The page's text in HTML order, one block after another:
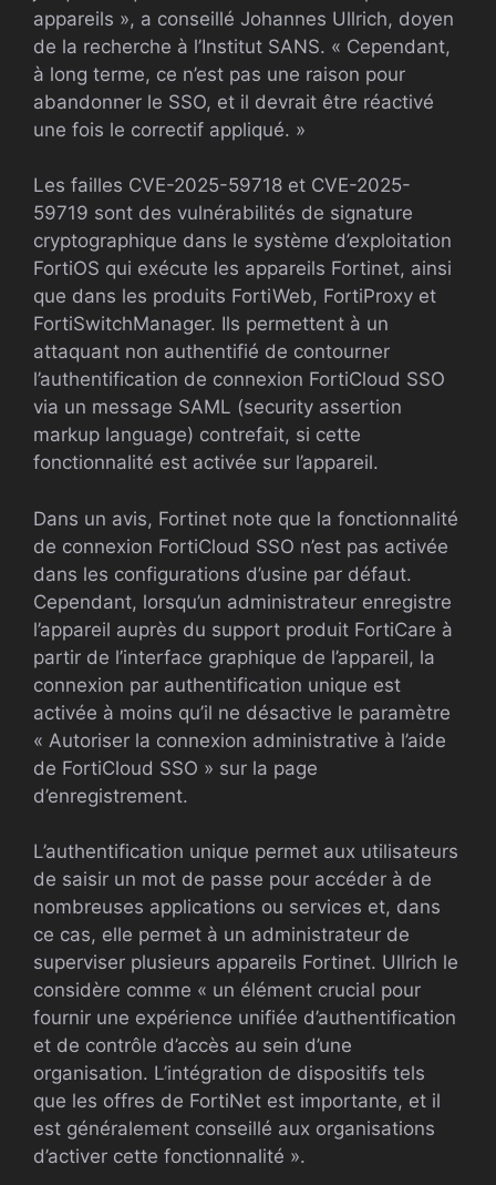
appareils », a conseillé Johannes Ullrich, doyen
de la recherche à l’Institut SANS. « Cependant,
à long terme, ce n’est pas une raison pour
abandonner le SSO, et il devrait être réactivé
une fois le correctif appliqué. »
Les failles CVE-2025-59718 et CVE-2025-
59719 sont des vulnérabilités de signature
cryptographique dans le système d’exploitation
FortiOS qui exécute les appareils Fortinet, ainsi
que dans les produits FortiWeb, FortiProxy et
FortiSwitchManager. Ils permettent à un
attaquant non authentifié de contourner
l’authentification de connexion FortiCloud SSO
via un message SAML (security assertion
markup language) contrefait, si cette
fonctionnalité est activée sur l’appareil.
Dans un avis, Fortinet note que la fonctionnalité
de connexion FortiCloud SSO n’est pas activée
dans les configurations d’usine par défaut.
Cependant, lorsqu’un administrateur enregistre
l’appareil auprès du support produit FortiCare à
partir de l’interface graphique de l’appareil, la
connexion par authentification unique est
activée à moins qu’il ne désactive le paramètre
« Autoriser la connexion administrative à l’aide
de FortiCloud SSO » sur la page
d’enregistrement.
L’authentification unique permet aux utilisateurs
de saisir un mot de passe pour accéder à de
nombreuses applications ou services et, dans
ce cas, elle permet à un administrateur de
superviser plusieurs appareils Fortinet. Ullrich le
considère comme « un élément crucial pour
fournir une expérience unifiée d’authentification
et de contrôle d’accès au sein d’une
organisation. L’intégration de dispositifs tels
que les offres de FortiNet est importante, et il
est généralement conseillé aux organisations
d’activer cette fonctionnalité ».